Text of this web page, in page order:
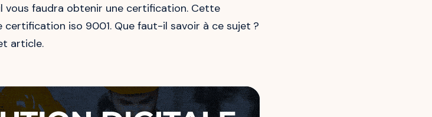
vous faudra obtenir une certification. Cette
certification iso 9001. Que faut-il savoir à ce sujet ?
article.